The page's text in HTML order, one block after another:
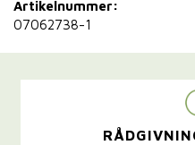
Artikelnummer:
07062738-1